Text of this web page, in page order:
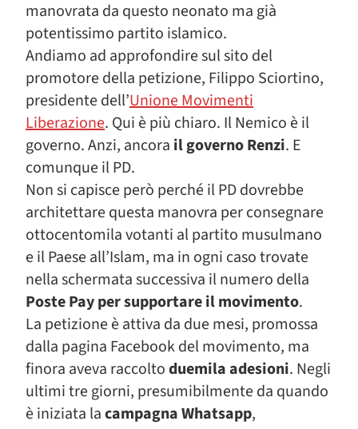
manovrata da questo neonato ma già
potentissimo partito islamico.
Andiamo ad approfondire sul sito del
promotore della petizione, Filippo Sciortino,
presidente dell’Unione Movimenti
Liberazione. Qui è più chiaro. Il Nemico è il
governo. Anzi, ancora il governo Renzi. E
comunque il PD.
Non si capisce però perché il PD dovrebbe
architettare questa manovra per consegnare
ottocentomila votanti al partito musulmano
e il Paese all’Islam, ma in ogni caso trovate
nella schermata successiva il numero della
Poste Pay per supportare il movimento.
La petizione è attiva da due mesi, promossa
dalla pagina Facebook del movimento, ma
finora aveva raccoltoduemila adesioni. Negli
ultimi tre giorni, presumibilmente da quando
è iniziata lacampagna Whatsapp,